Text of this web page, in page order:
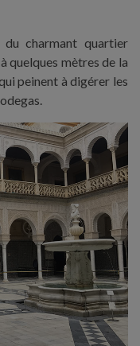
charmant quartier
quelques mètres de la
peinent à digérer les